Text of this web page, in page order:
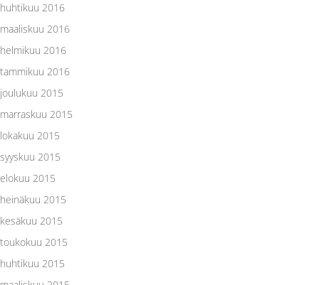
huhtikuu 2016
maaliskuu 2016
helmikuu 2016
tammikuu 2016
joulukuu 2015
marraskuu 2015
lokakuu 2015
syyskuu 2015
elokuu 2015
heinäkuu 2015
kesäkuu 2015
toukokuu 2015
huhtikuu 2015